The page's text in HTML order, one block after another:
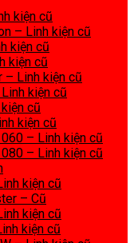
kiện cũ
– Linh kiện cũ
kiện cũ
kiện cũ
– Linh kiện cũ
kiện cũ
cũ
kiện cũ
– Linh kiện cũ
– Linh kiện cũ
kiện cũ
– Cũ
kiện cũ
kiện cũ